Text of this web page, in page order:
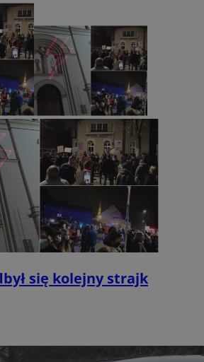
się kolejny strajk